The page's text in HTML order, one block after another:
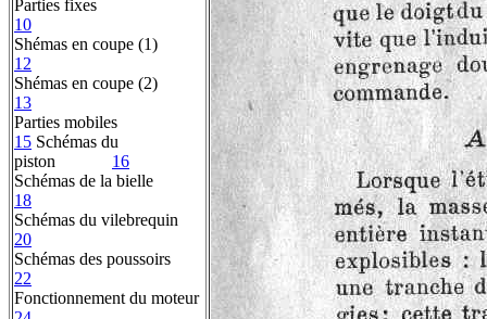
Parties fixes
10
Shémas en coupe (1)
12
Shémas en coupe (2)
13
Parties mobiles
15 Schémas du
piston 16
Schémas de la bielle
18
Schémas du vilebrequin
20
Schémas des poussoirs
22
Fonctionnement du moteur